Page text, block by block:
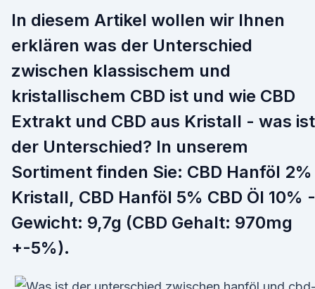
In diesem Artikel wollen wir Ihnen
erklären was der Unterschied
zwischen klassischem und
kristallischem CBD ist und wie CBD
Extrakt und CBD aus Kristall - was ist
der Unterschied? In unserem
Sortiment finden Sie: CBD Hanföl 2%
Kristall, CBD Hanföl 5% CBD Öl 10% -
Gewicht: 9,7g (CBD Gehalt: 970mg
+-5%).